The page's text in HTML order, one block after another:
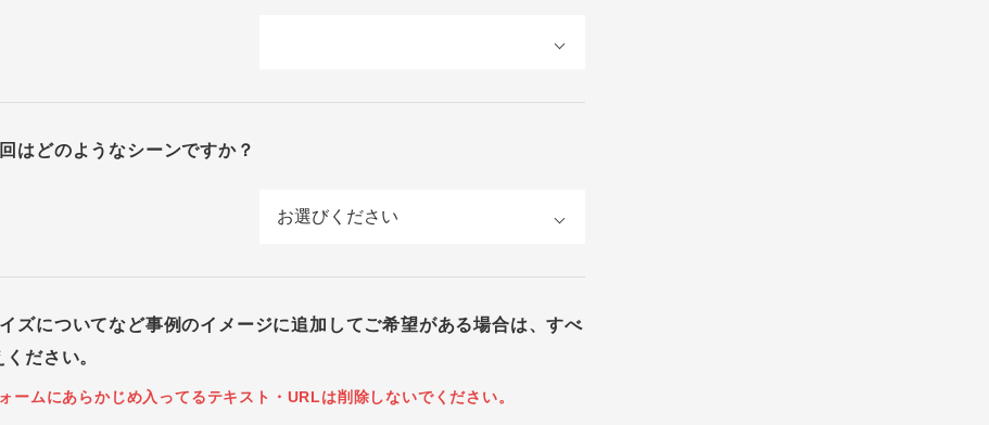
はどのようなシーンですか？
ズについてなど事例のイメージに追加してご希望がある場合は、すべ
ださい。
ームにあらかじめ入ってるテキスト・URLは削除しないでください。